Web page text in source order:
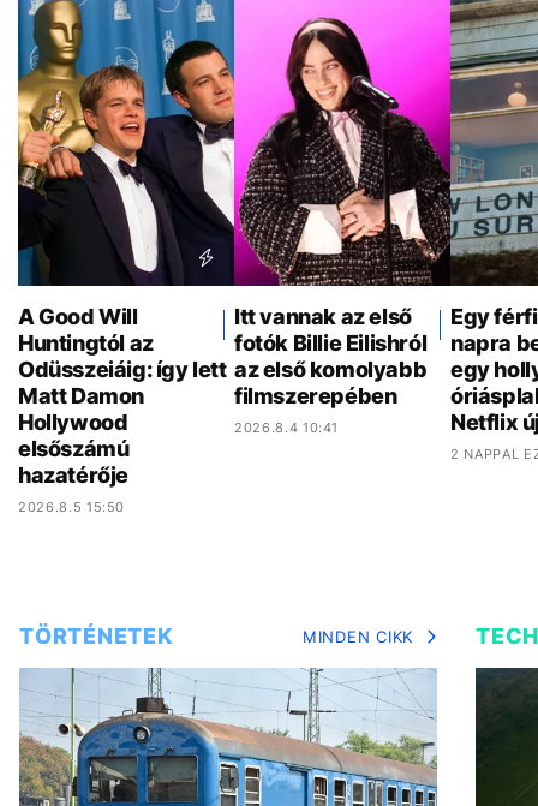
A Good Will
Huntingtól az
Odüsszeiáig: így lett
Matt Damon
Hollywood
elsőszámú
hazatérője
2026.8.5 15:50
Itt vannak az első
fotók Billie Eilishról
az első komolyabb
filmszerepében
2026.8.4 10:41
Egy
napra
egy
Netflix
2 NAPPAL
TÖRTÉNETEK MINDEN CIKK